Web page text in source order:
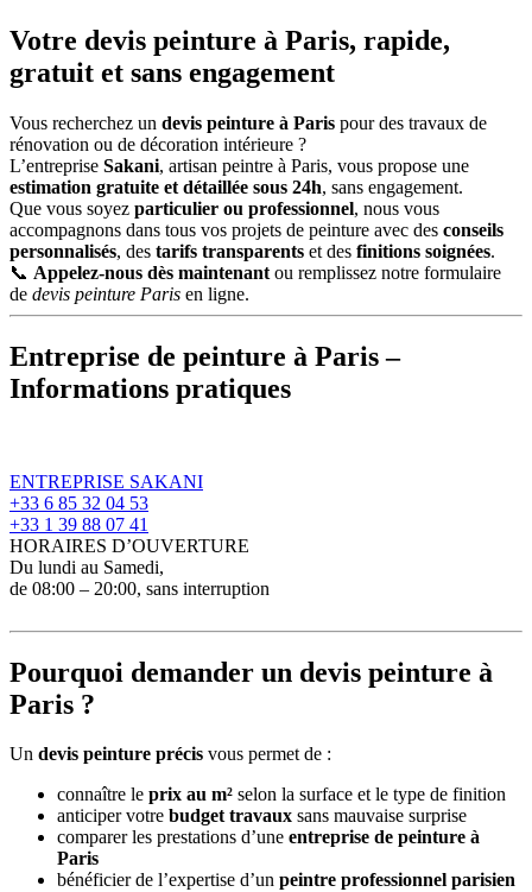
Votre devis peinture à Paris, rapide,
gratuit et sans engagement
Vous recherchez un devis peinture à Paris pour des travaux de
rénovation ou de décoration intérieure ?
L’entreprise Sakani, artisan peintre à Paris, vous propose une
estimation gratuite et détaillée sous 24h, sans engagement.
Que vous soyez particulier ou professionnel, nous vous
accompagnons dans tous vos projets de peinture avec des conseils
personnalisés, des tarifs transparents et des finitions soignées.
📞 Appelez-nous dès maintenant ou remplissez notre formulaire
de devis peinture Paris en ligne.
Entreprise de peinture à Paris –
Informations pratiques
ENTREPRISE SAKANI
+33 6 85 32 04 53
+33 1 39 88 07 41
HORAIRES D’OUVERTURE
Du lundi au Samedi,
de 08:00 – 20:00, sans interruption
Pourquoi demander un devis peinture à
Paris ?
Un devis peinture précis vous permet de :
connaître le prix au m² selon la surface et le type de finition
anticiper votre budget travaux sans mauvaise surprise
comparer les prestations d’une entreprise de peinture à
Paris
bénéficier de l’expertise d’un peintre professionnel parisien